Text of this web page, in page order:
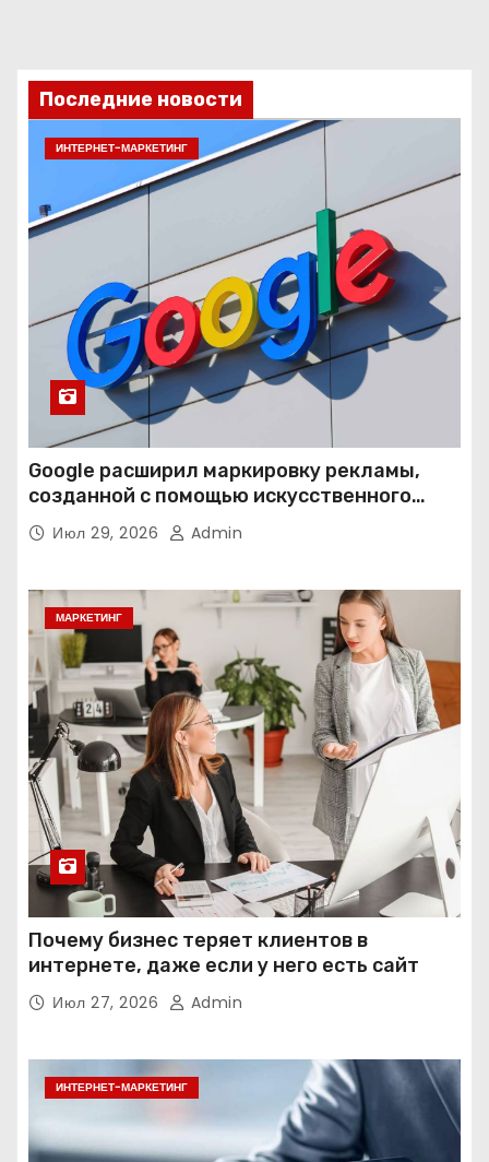
Последние новости
ИНТЕРНЕТ-МАРКЕТИНГ
Google расширил маркировку рекламы,
созданной с помощью искусственного
интеллекта
Июл 29, 2026 Admin
МАРКЕТИНГ
Почему бизнес теряет клиентов в
интернете, даже если у него есть сайт
Июл 27, 2026 Admin
ИНТЕРНЕТ-МАРКЕТИНГ